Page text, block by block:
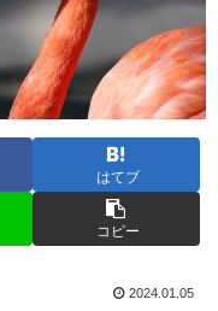
はてブ
コピー
2024.01.05